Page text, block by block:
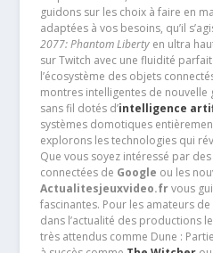
guidons sur les choix à faire en
adaptées à vos besoins, qu’il
2077: Phantom Libertyen ultra
sur Twitch avec une fluidité
l’écosystème des objets
montres intelligentes de nouvelle
sans fil dotés d’intelligence
systèmes domotiques
explorons les technologies qui
Que vous soyez intéressé par
connectées de Google ou les
Actualitesjeuxvideo.frvous
fascinantes. Pour les amateurs
dans l’actualité des productions
très attendus comme Dune :